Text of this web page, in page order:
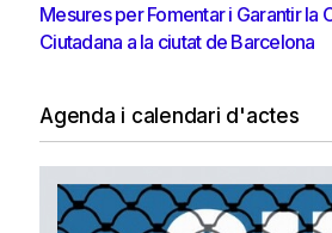
Mesures per Fomentar i Garantir la
Ciutadana a la ciutat de Barcelona
Agenda i calendari d'actes